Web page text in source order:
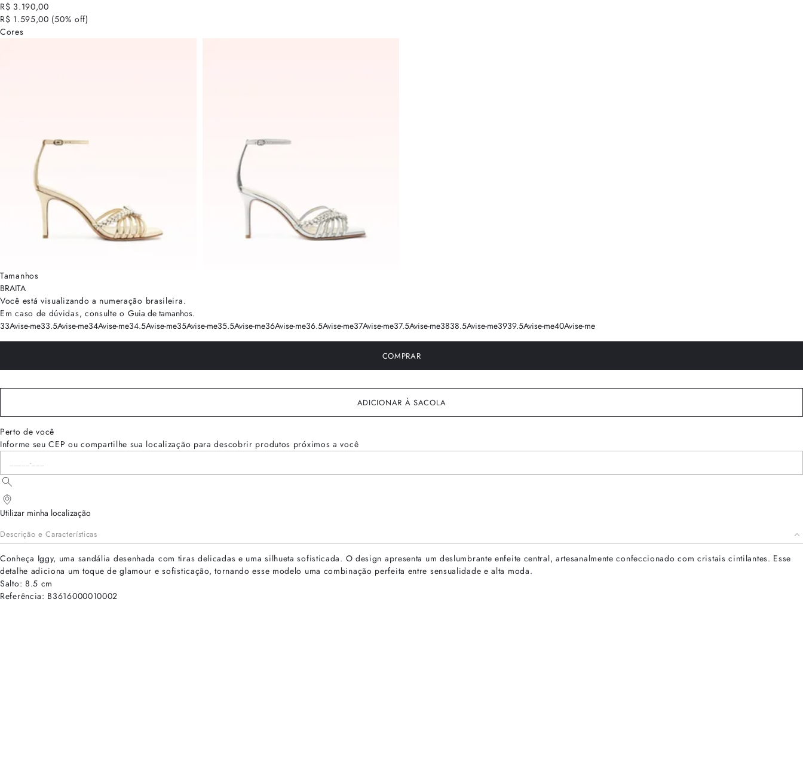
R$ 3.190,00
R$ 1.595,00 (50% off)
Cores
Tamanhos
BRAITA
Você está visualizando a numeração brasileira.
Em caso de dúvidas, consulte o Guia de tamanhos.
33Avise-me33.5Avise-me34Avise-me34.5Avise-me35Avise-me35.5Avise-me36Avise-me36.5Avise-me37Avise-me37.5Avise-me3838.5Avise-me3939.5Avise-me40Avise-me
COMPRAR
ADICIONAR À SACOLA
Perto de você
Informe seu CEP ou compartilhe sua localização para descobrir produtos próximos a você
Utilizar minha localização
Descrição e Características
Conheça Iggy, uma sandália desenhada com tiras delicadas e uma silhueta sofisticada. O design apresenta um deslumbrante enfeite central, artesanalmente confeccionado com cristais cintilantes. Esse
detalhe adiciona um toque de glamour e sofisticação, tornando esse modelo uma combinação perfeita entre sensualidade e alta moda.
Salto: 8.5 cm
Referência: B3616000010002